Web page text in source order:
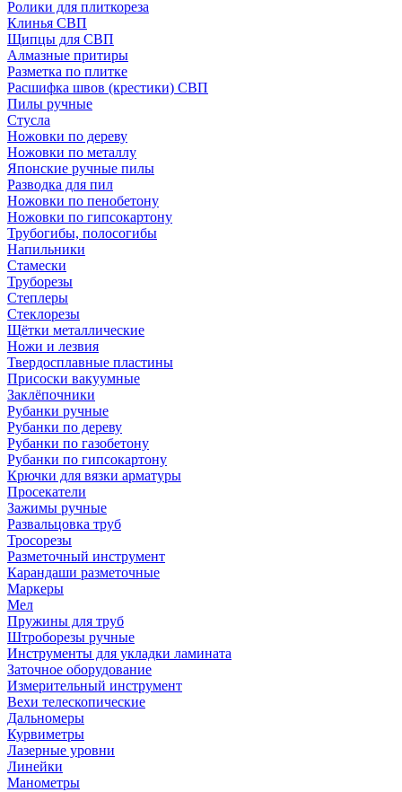
Ролики для плиткореза
Клинья СВП
Щипцы для СВП
Алмазные притиры
Разметка по плитке
Расшифка швов (крестики) СВП
Пилы ручные
Стусла
Ножовки по дереву
Ножовки по металлу
Японские ручные пилы
Разводка для пил
Ножовки по пенобетону
Ножовки по гипсокартону
Трубогибы, полосогибы
Напильники
Стамески
Труборезы
Степлеры
Стеклорезы
Щётки металлические
Ножи и лезвия
Твердосплавные пластины
Присоски вакуумные
Заклёпочники
Рубанки ручные
Рубанки по дереву
Рубанки по газобетону
Рубанки по гипсокартону
Крючки для вязки арматуры
Просекатели
Зажимы ручные
Развальцовка труб
Тросорезы
Разметочный инструмент
Карандаши разметочные
Маркеры
Мел
Пружины для труб
Штроборезы ручные
Инструменты для укладки ламината
Заточное оборудование
Измерительный инструмент
Вехи телескопические
Дальномеры
Курвиметры
Лазерные уровни
Линейки
Манометры